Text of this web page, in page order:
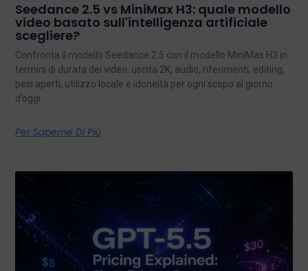
Seedance 2.5 vs MiniMax H3: quale modello
video basato sull'intelligenza artificiale
scegliere?
Confronta il modello Seedance 2.5 con il modello MiniMax H3 in
termini di durata dei video, uscita 2K, audio, riferimenti, editing,
pesi aperti, utilizzo locale e idoneità per ogni scopo al giorno
d’oggi.
Per Saperne Di Più